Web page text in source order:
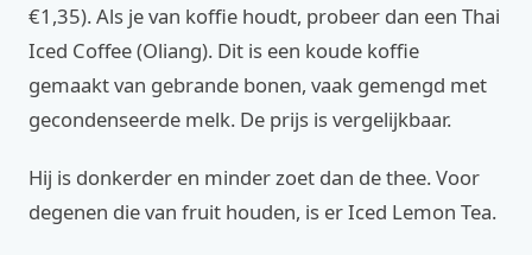
€1,35). Als je van koffie houdt, probeer dan een Thai
Iced Coffee (Oliang). Dit is een koude koffie
gemaakt van gebrande bonen, vaak gemengd met
gecondenseerde melk. De prijs is vergelijkbaar.
Hij is donkerder en minder zoet dan de thee. Voor
degenen die van fruit houden, is er Iced Lemon Tea.